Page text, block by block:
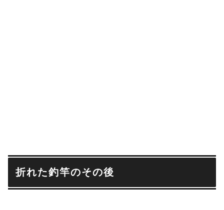
折れた釣竿のその後